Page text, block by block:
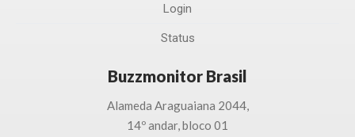
Login
Status
Buzzmonitor Brasil
Alameda Araguaiana 2044,
14º andar, bloco 01